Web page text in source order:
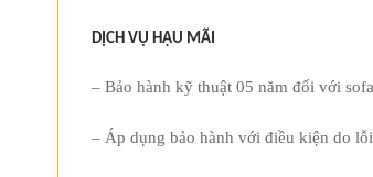
DỊCH VỤ HẬU MÃI
– Bảo hành kỹ thuật 05 năm đối với
– Áp dụng bảo hành với điều kiện do